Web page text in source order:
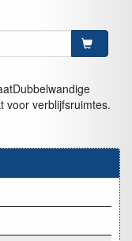
voor verblijfsruimtes.